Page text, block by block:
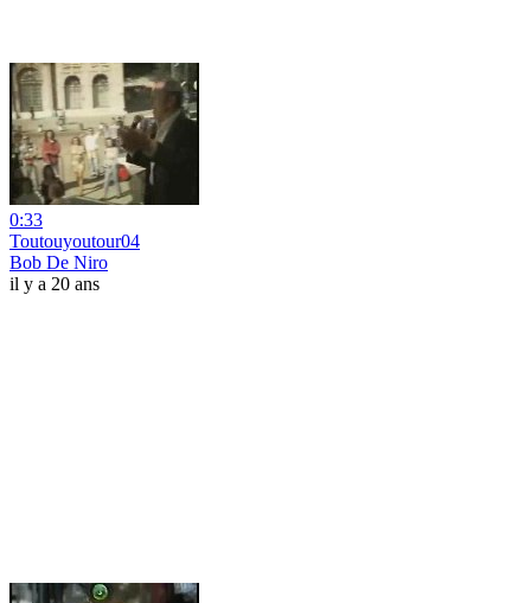
0:33
Toutouyoutour04
Bob De Niro
il y a 20 ans